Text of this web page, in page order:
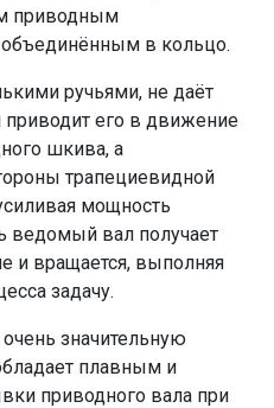
приводным
в кольцо.
ручьями, не даёт
его в движение
шкива, а
трапециевидной
мощность
ведомый вал получает
и вращается, выполняя
задачу.
значительную
плавным и
приводного вала при